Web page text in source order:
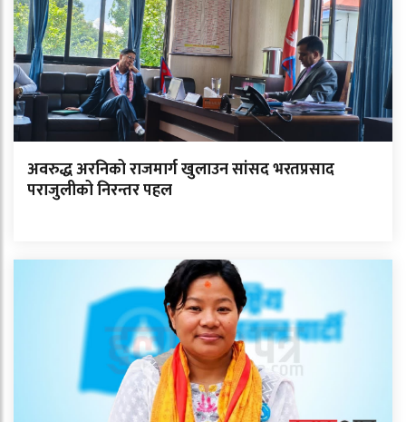
अवरुद्ध अरनिको राजमार्ग खुलाउन सांसद भरतप्रसाद
पराजुलीको निरन्तर पहल